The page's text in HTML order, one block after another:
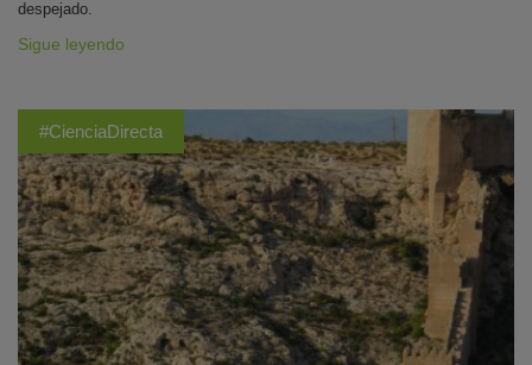
despejado.
Sigue leyendo
#CienciaDirecta